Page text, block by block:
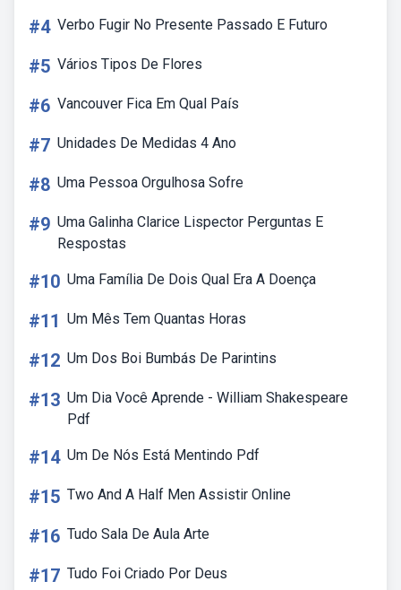
#4 Verbo Fugir No Presente Passado E Futuro
#5 Vários Tipos De Flores
#6 Vancouver Fica Em Qual País
#7 Unidades De Medidas 4 Ano
#8 Uma Pessoa Orgulhosa Sofre
#9 Uma Galinha Clarice Lispector Perguntas E
Respostas
#10 Uma Família De Dois Qual Era A Doença
#11 Um Mês Tem Quantas Horas
#12 Um Dos Boi Bumbás De Parintins
#13 Um Dia Você Aprende - William Shakespeare
Pdf
#14 Um De Nós Está Mentindo Pdf
#15 Two And A Half Men Assistir Online
#16 Tudo Sala De Aula Arte
#17 Tudo Foi Criado Por Deus